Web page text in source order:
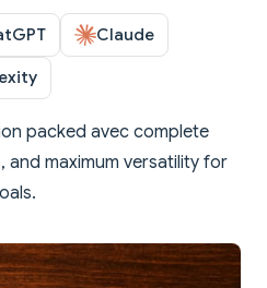
Claude
packed avec complete
and maximum versatility for